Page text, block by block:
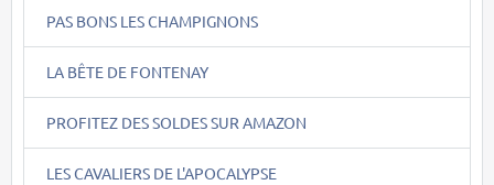
PAS BONS LES CHAMPIGNONS
LA BÊTE DE FONTENAY
PROFITEZ DES SOLDES SUR AMAZON
LES CAVALIERS DE L'APOCALYPSE